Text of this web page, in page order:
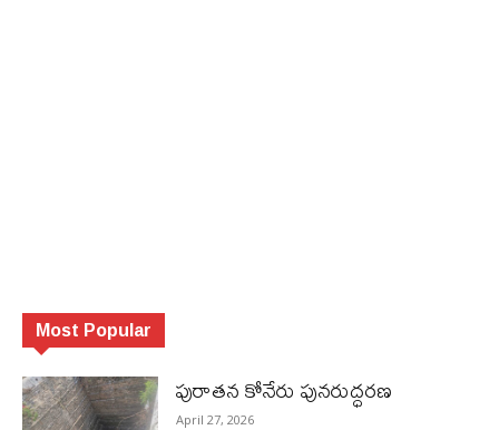
Most Popular
పురాత‌న కోనేరు పున‌రుద్ధ‌ర‌ణ
April 27, 2026